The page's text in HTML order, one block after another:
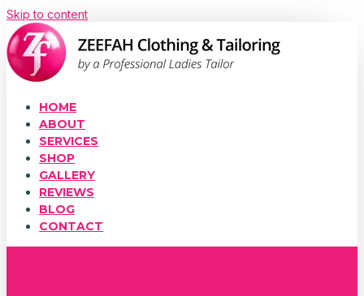
Skip to content
HOME
ABOUT
SERVICES
SHOP
GALLERY
REVIEWS
BLOG
CONTACT